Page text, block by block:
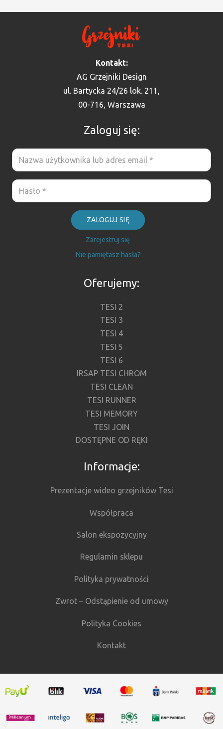
Kontakt:
AG Grzejniki Design
ul. Bartycka 24/26 lok. 211,
00-716, Warszawa
Zaloguj się:
ZALOGUJ SIĘ
Zarejestruj się
Nie pamiętasz hasła?
Oferujemy:
TESI 2
TESI 3
TESI 4
TESI 5
TESI 6
IRSAP TESI CHROM
TESI CLEAN
TESI RUNNER
TESI MEMORY
TESI JOIN
DOSTĘPNE OD RĘKI
Informacje:
Prezentacje wideo grzejników Tesi
Współpraca
Salon ekspozycyjny
Regulamin sklepu
Polityka prywatności
Zwrot – Odstąpienie od umowy
Polityka Cookies
Kontakt